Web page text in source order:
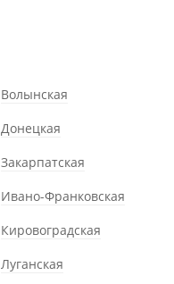
Волынская
Донецкая
Закарпатская
Ивано-Франковская
Кировоградская
Луганская